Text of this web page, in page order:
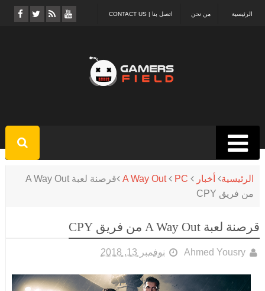
اتصل بنا | CONTACT US من نحن الرئيسية
الرئيسية أخبار A Way Out PC
قرصنة لعبة A Way Out
من فريق CPY
قرصنة لعبة A Way Out من فريق CPY
Ahmed Yousry نوفمبر 13, 2018